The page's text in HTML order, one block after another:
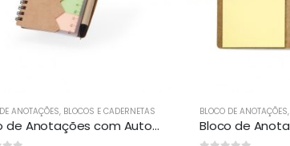
ANOTAÇÕES, BLOCOS E CADERNETAS
Bloco de Anotações com Autoadesivos e Caneta Personalizado
BLOCO DE ANOTAÇÕES,